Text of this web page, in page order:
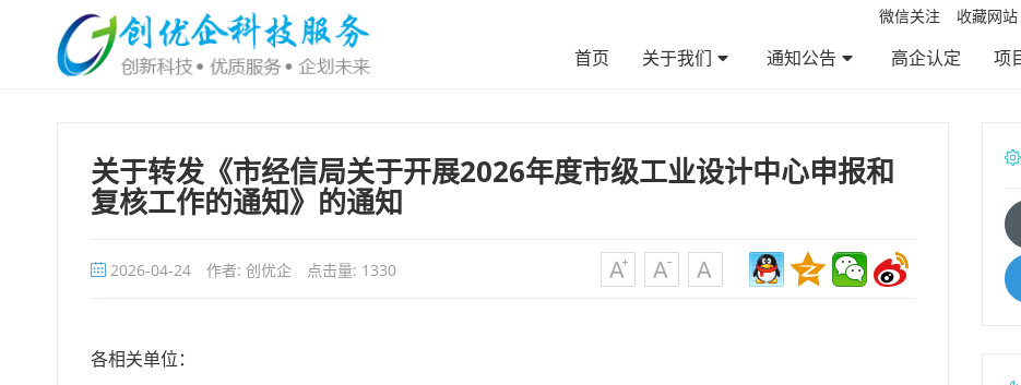
微信关注 收藏网站
首页 关于我们 通知公告 高企认定 项
关于转发《市经信局关于开展2026年度市级工业设计中心申报和
复核工作的通知》的通知
2026-04-24 作者: 创优企 点击量: 1330
各相关单位：